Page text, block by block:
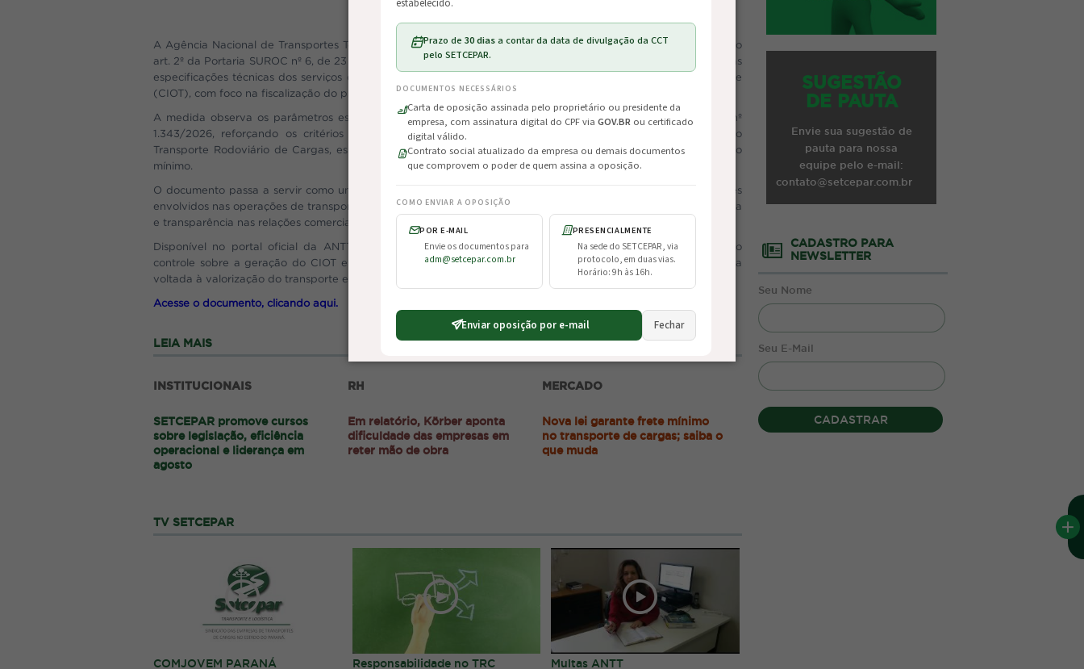
estabelecido.
Prazo de 30 diasa contar da data de divulgação da CCT
pelo SETCEPAR.
DOCUMENTOS NECESSÁRIOS
Carta de oposição assinada pelo proprietário ou presidente da
empresa, com assinatura digital do CPF viaGOV.BR ou certificado
digital válido.
Contrato social atualizado da empresa ou demais documentos
que comprovem o poder de quem assina a oposição.
COMO ENVIAR A OPOSIÇÃO
POR E-MAIL
Envie os documentos para
adm@setcepar.com.br
PRESENCIALMENTE
Na sede do SETCEPAR, via
protocolo, em duas vias.
Horário: 9h às 16h.
Enviar oposição por e-mail Fechar
A Agência Nacional de Transportes Terrestres disponibilizou em seu sítio eletrônico, em cumprimento ao § 2º do
art. 2º da Portaria SUROC nº 6, de 23 de abril de 2026, o Documento de Contrato de Serviço (DCS), contendo as
especificações técnicas dos serviços destinados à geração do Código Identificador da Operação de Transporte
(CIOT), com foco na fiscalização do piso mínimo de frete.
A medida observa os parâmetros estabelecidos na Resolução ANTT nº 6.078/2026 e na Medida Provisória nº
1.343/2026, reforçando os critérios operacionais aplicáveis à contratação e ao controle das operações no
Transporte Rodoviário de Cargas, especialmente no que se refere à obrigatoriedade do cumprimento do piso
mínimo.
O documento passa a servir como uma referência técnica para transportadores, contratantes e demais agentes
envolvidos nas operações de transporte, contribuindo para maior padronização dos processos, segurança jurídica
e transparência nas relações comerciais do setor.
Disponível no portal oficial da ANTT, o DCS também fortalece os mecanismos de fiscalização, ampliando o
controle sobre a geração do CIOT e o cumprimento das regras estabelecidas, em linha com a política pública
voltada à valorização do transporte e à sustentabilidade econômica das operações.
Acesse o documento, clicando aqui.
LEIA MAIS
INSTITUCIONAIS
SETCEPAR promove cursos
sobre legislação, eficiência
operacional e liderança em
agosto
RH
Em relatório, Körber aponta
dificuldade das empresas em
reter mão de obra
MERCADO
Nova lei garante frete mínimo
no transporte de cargas; saiba o
que muda
TV SETCEPAR
COMJOVEM PARANÁ Responsabilidade no TRC Multas ANTT
SUGESTÃO
DE PAUTA
Envie sua sugestão de
pauta para nossa
equipe pelo e-mail:
contato@setcepar.com.br
CADASTRO PARA
NEWSLETTER
Seu Nome
Seu E-Mail
CADASTRAR